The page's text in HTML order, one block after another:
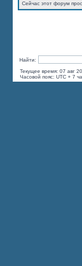
Сейчас этот форум
Найти:
Текущее время: 07 авг
Часовой пояс: UTC + 7